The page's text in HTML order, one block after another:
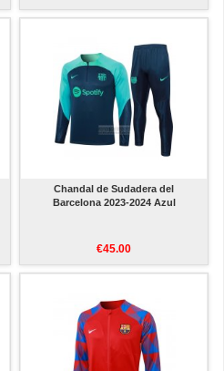
Chandal de Sudadera del
Barcelona 2023-2024 Azul
€45.00